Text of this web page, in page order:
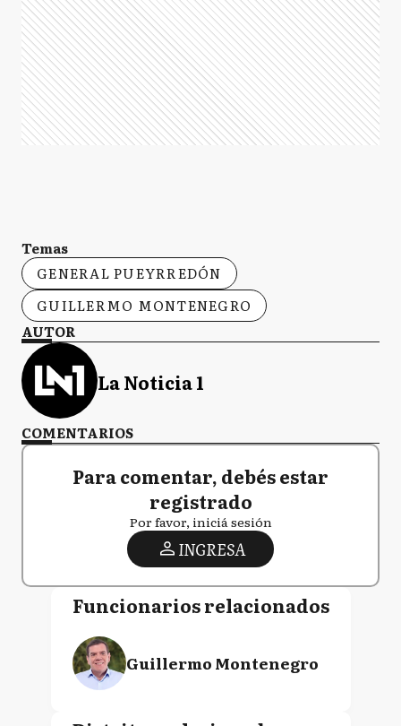
Temas
GENERAL PUEYRREDÓN
GUILLERMO MONTENEGRO
AUTOR
La Noticia 1
COMENTARIOS
Para comentar, debés estar
registrado
Por favor, iniciá sesión
INGRESA
Funcionarios relacionados
Guillermo Montenegro